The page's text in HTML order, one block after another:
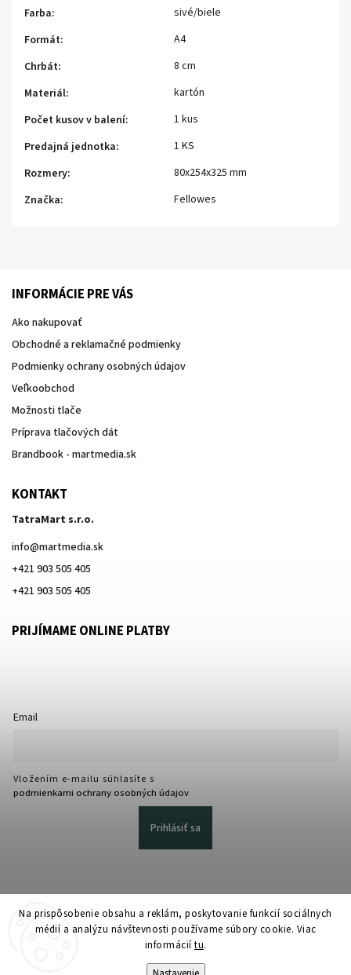
Na prispôsobenie obsahu a reklám, poskytovanie funkcií sociálnych
médií a analýzu návštevnosti používame súbory cookie. Viac
informáciítu.
Farba:
sivé/biele
Formát:
A4
Chrbát:
8 cm
Materiál:
kartón
Počet kusov v balení:
1 kus
Predajná jednotka:
1 KS
Rozmery:
80x254x325 mm
Značka: Fellowes
INFORMÁCIE PRE VÁS
Ako nakupovať
Obchodné a reklamačné podmienky
Podmienky ochrany osobných údajov
Veľkoobchod
Možnosti tlače
Príprava tlačových dát
Brandbook - martmedia.sk
KONTAKT
TatraMart s.r.o.
info@martmedia.sk
+421 903 505 405
+421 903 505 405
PRIJÍMAME ONLINE PLATBY
Email
Vložením e-mailu súhlasíte s
podmienkami ochrany osobných údajov
Prihlásiť sa
Upraviť nastavenie cookies